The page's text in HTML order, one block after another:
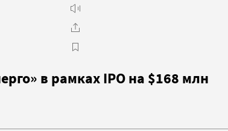
в рамках IPO на $168 млн